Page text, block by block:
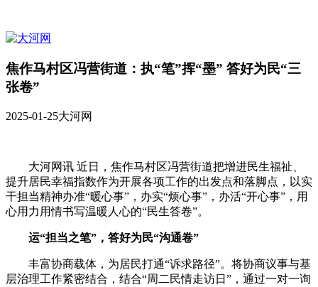
焦作马村区冯营街道：执“笔”挥“墨” 答好为民“三
张卷”
2025-01-25大河网
大河网讯 近日，焦作马村区冯营街道把增进民生福祉、
提升居民幸福指数作为开展各项工作的出发点和落脚点，以实
干担当精神办准“暖心事”，办实“烦心事”，办活“开心事”，用
心用力用情书写温暖人心的“民生答卷”。
运“担当之笔”，答好为民“沟通卷”
丰富协商载体，为居民打通“诉求路径”。将协商议事与基
层治理工作紧密结合，结合“周二民情走访日”，通过一对一询